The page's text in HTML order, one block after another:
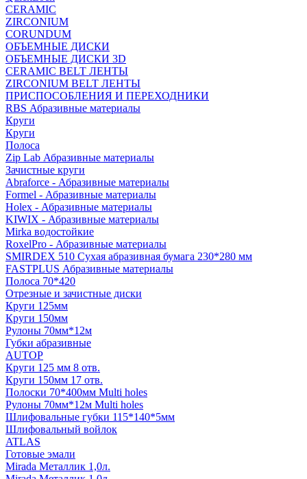
CERAMIC
ZIRCONIUM
СORUNDUM
ОБЪЕМНЫЕ ДИСКИ
ОБЪЕМНЫЕ ДИСКИ 3D
CERAMIC BELT ЛЕНТЫ
ZIRCONIUM BELT ЛЕНТЫ
ПРИСПОСОБЛЕНИЯ И ПЕРЕХОДНИКИ
RBS Абразивные материалы
Круги
Круги
Полоса
Zip Lab Абразивные материалы
Зачистные круги
Abraforce - Абразивные материалы
Formel - Абразивные материалы
Holex - Абразивные материалы
KIWIX - Абразивные материалы
Mirka водостойкие
RoxelPro - Абразивные материалы
SMIRDEX 510 Сухая абразивная бумага 230*280 мм
FASTPLUS Абразивные материалы
Полоса 70*420
Отрезные и зачистные диски
Круги 125мм
Круги 150мм
Рулоны 70мм*12м
Губки абразивные
AUTOP
Круги 125 мм 8 отв.
Круги 150мм 17 отв.
Полоски 70*400мм Multi holes
Рулоны 70мм*12м Multi holes
Шлифовальные губки 115*140*5мм
Шлифовальный войлок
ATLAS
Готовые эмали
Mirada Металлик 1,0л.